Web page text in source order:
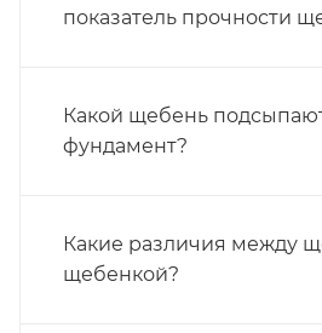
показатель прочности
Какой щебень
фундамент?
Какие различия между
щебенкой?